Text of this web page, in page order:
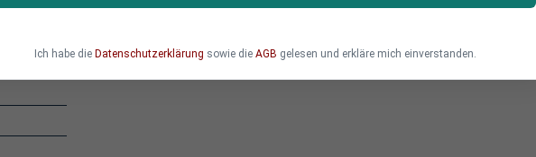
Ich habe die Datenschutzerklärung sowie die AGB gelesen und erkläre mich einverstanden.